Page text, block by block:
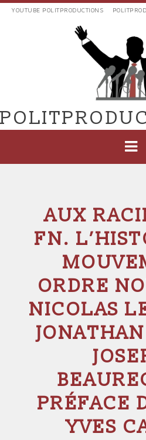
Aller
EXTERNES
POLIT'PRODUCTIONS
YOUTUBE POLITPRODUCTIONS
AUX
FN.
ORDRE
NICOLAS
PRÉFACE
YVES